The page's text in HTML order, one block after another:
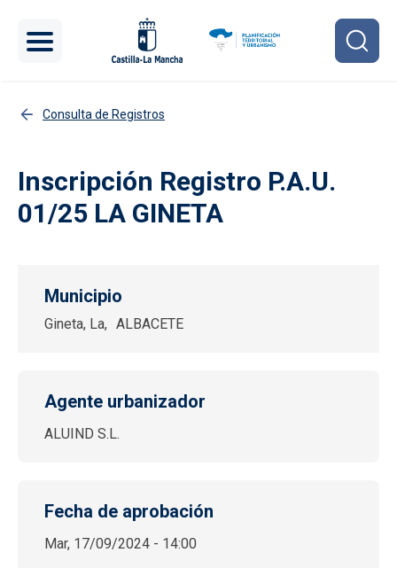
Consulta de Registros
Inscripción Registro P.A.U.
01/25 LA GINETA
Municipio
ALBACETE
Gineta, La
Agente urbanizador
ALUIND S.L.
Fecha de aprobación
Mar, 17/09/2024 - 14:00